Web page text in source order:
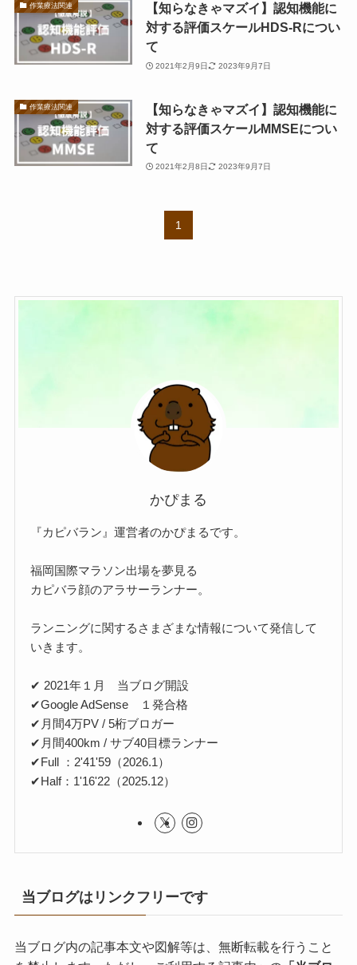
作業療法関連
【知らなきゃマズイ】認知機能に
対する評価スケールHDS-Rについ
て
2021年2月9日 2023年9月7日
作業療法関連
【知らなきゃマズイ】認知機能に
対する評価スケールMMSEについ
て
2021年2月8日 2023年9月7日
1
かぴまる
『カピバラン』運営者のかぴまるです。
福岡国際マラソン出場を夢見る
カピバラ顔のアラサーランナー。
ランニングに関するさまざまな情報について発信して
いきます。
✔ 2021年１月 当ブログ開設
✔Google AdSense １発合格
✔月間4万PV / 5桁ブロガー
✔月間400km / サブ40目標ランナー
✔Full ：2'41'59（2026.1）
✔Half：1'16'22（2025.12）
当ブログはリンクフリーです
当ブログ内の記事本文や図解等は、無断転載を行うこと